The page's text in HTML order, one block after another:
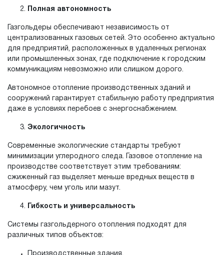
Полная автономность
Газгольдеры обеспечивают независимость от
централизованных газовых сетей. Это особенно актуально
для предприятий, расположенных в удаленных регионах
или промышленных зонах, где подключение к городским
коммуникациям невозможно или слишком дорого.
Автономное отопление производственных зданий и
сооружений гарантирует стабильную работу предприятия
даже в условиях перебоев с энергоснабжением.
Экологичность
Современные экологические стандарты требуют
минимизации углеродного следа. Газовое отопление на
производстве соответствует этим требованиям:
сжиженный газ выделяет меньше вредных веществ в
атмосферу, чем уголь или мазут.
Гибкость и универсальность
Системы газгольдерного отопления подходят для
различных типов объектов:
Производственные здания.